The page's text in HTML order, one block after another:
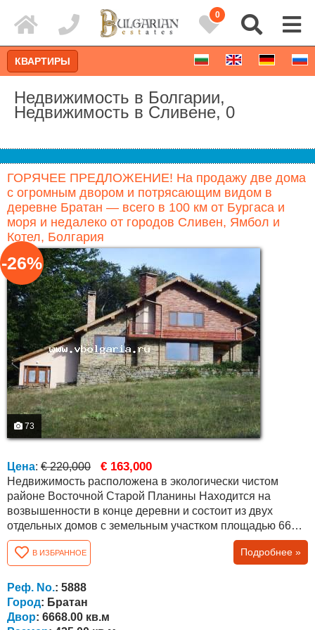
0
Расширенный поиск
КВАРТИРЫ
Недвижимость в Болгарии,
Недвижимость в Сливене, 0
ГОРЯЧЕЕ ПРЕДЛОЖЕНИЕ! На продажу две дома
с огромным двором и потрясающим видом в
деревне Братан — всего в 100 км от Бургаса и
моря и недалеко от городов Сливен, Ямбол и
Котел, Болгария
73
-26%
Цена: € 220,000 € 163,000
Недвижимость расположена в экологически чистом
районе Восточной Старой Планины Находится на
возвышенности в конце деревни и состоит из двух
отдельных домов с земельным участком площадью 6668
квм и великолепным панорамным видом на окружающие
леса и горы Основной дом — массивное трехэтажное
здание общей площадью около 320 квм, распределённое
следующим образом Цокольный этаж (около 116 квм):
просторная застеклённая...
В ИЗБРАННОЕ Подробнее »
Реф. No.: 5888
Город: Братан
Двор: 6668.00 кв.м